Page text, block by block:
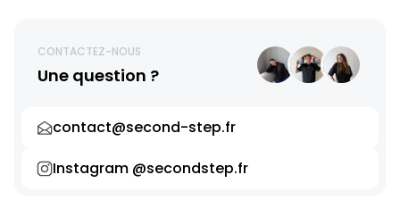
CONTACTEZ-NOUS
Une question ?
contact@second-step.fr
Instagram @secondstep.fr